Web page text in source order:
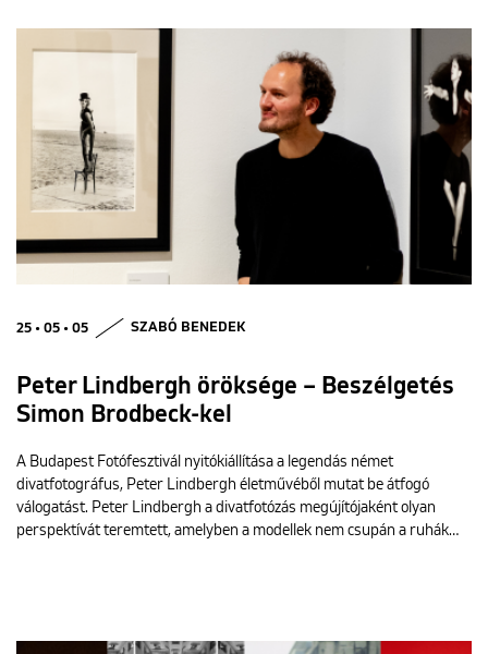
25 • 05 • 05 SZABÓ BENEDEK
Peter Lindbergh öröksége – Beszélgetés
Simon Brodbeck-kel
A Budapest Fotófesztivál nyitókiállítása a legendás német
divatfotográfus, Peter Lindbergh életművéből mutat be átfogó
válogatást. Peter Lindbergh a divatfotózás megújítójaként olyan
perspektívát teremtett, amelyben a modellek nem csupán a ruhák…